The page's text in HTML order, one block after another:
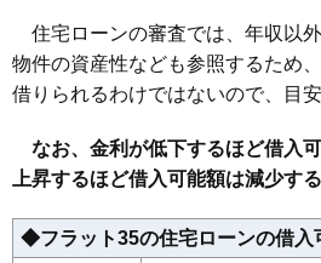
住宅ローンの審査では、年収以外
物件の資産性なども参照するため
借りられるわけではないので、目
なお、金利が低下するほど借入
上昇するほど借入可能額は減少する
◆フラット35の住宅ローンの借入